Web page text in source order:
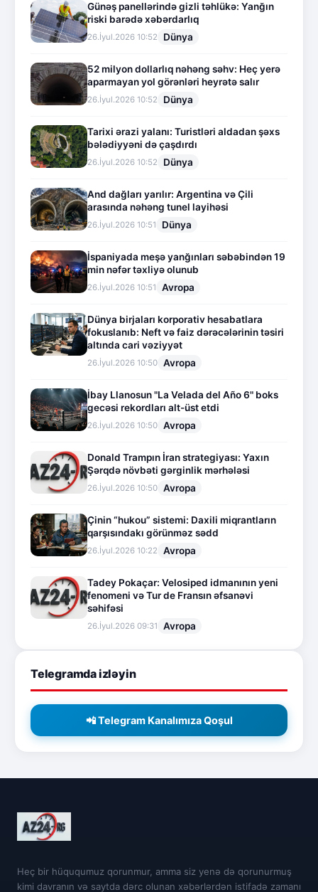
Günəş panellərində gizli təhlükə: Yanğın
riski barədə xəbərdarlıq
26.İyul.2026 10:52 Dünya
52 milyon dollarlıq nəhəng səhv: Heç yerə
aparmayan yol görənləri heyrətə salır
26.İyul.2026 10:52 Dünya
Tarixi ərazi yalanı: Turistləri aldadan şəxs
bələdiyyəni də çaşdırdı
26.İyul.2026 10:52 Dünya
And dağları yarılır: Argentina və Çili
arasında nəhəng tunel layihəsi
26.İyul.2026 10:51 Dünya
İspaniyada meşə yanğınları səbəbindən 19
min nəfər təxliyə olunub
26.İyul.2026 10:51 Avropa
Dünya birjaları korporativ hesabatlara
fokuslanıb: Neft və faiz dərəcələrinin təsiri
altında cari vəziyyət
26.İyul.2026 10:50 Avropa
İbay Llanosun "La Velada del Año 6" boks
gecəsi rekordları alt-üst etdi
26.İyul.2026 10:50 Avropa
Donald Trampın İran strategiyası: Yaxın
Şərqdə növbəti gərginlik mərhələsi
26.İyul.2026 10:50 Avropa
Çinin “hukou” sistemi: Daxili miqrantların
qarşısındakı görünməz sədd
26.İyul.2026 10:22 Avropa
Tadey Pokaçar: Velosiped idmanının yeni
fenomeni və Tur de Fransın əfsanəvi
səhifəsi
26.İyul.2026 09:31 Avropa
Telegramda izləyin
📲 Telegram Kanalımıza Qoşul
Heç bir hüququmuz qorunmur, amma siz yenə də qorunurmuş
kimi davranın və saytda dərc olunan xəbərlərdən istifadə zamanı